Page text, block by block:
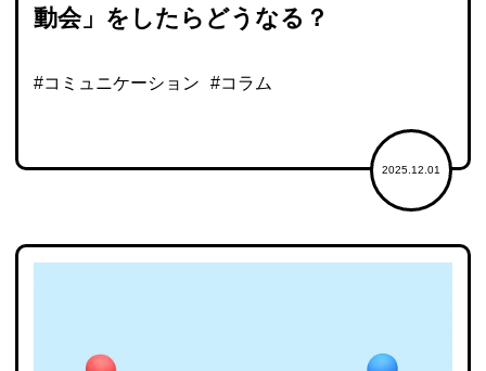
動会」をしたらどうなる？
#コミュニケーション #コラム
2025.12.01